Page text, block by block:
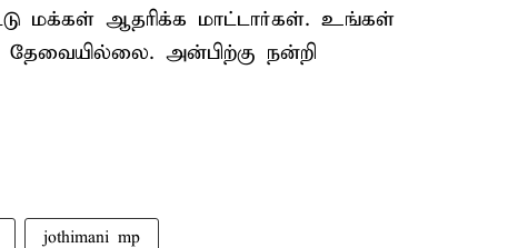
மக்கள் ஆதரிக்க மாட்டார்கள். உங்கள்
தேவையில்லை. அன்பிற்கு நன்றி
jothimani mp